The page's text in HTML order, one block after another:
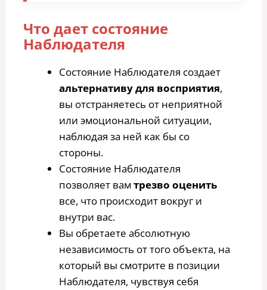
Что дает состояние
Наблюдателя
Состояние Наблюдателя создает
альтернативу для восприятия,
вы отстраняетесь от неприятной
или эмоциональной ситуации,
наблюдая за ней как бы со
стороны.
Состояние Наблюдателя
позволяет вам трезво оценить
все, что происходит вокруг и
внутри вас.
Вы обретаете абсолютную
независимость от того объекта, на
который вы смотрите в позиции
Наблюдателя, чувствуя себя